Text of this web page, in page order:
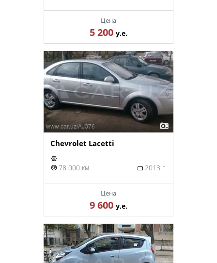
Цена
5 200 у.е.
Chevrolet Lacetti
78 000 км 2013 г.
Цена
9 600 у.е.